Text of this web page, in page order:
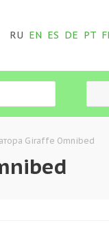
RU EN ES DE PT
Giraffe Omnibed